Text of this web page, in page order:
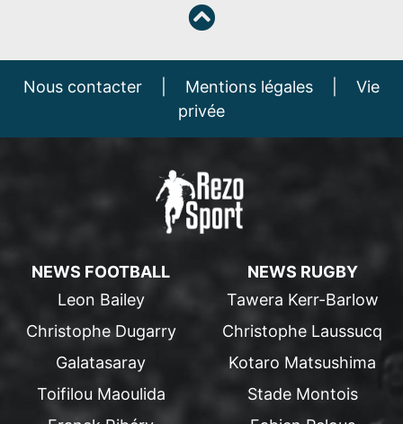
Nous contacter Mentions légales
Vie
privée
NEWS FOOTBALL
Leon Bailey
Christophe Dugarry
Galatasaray
Toifilou Maoulida
NEWS RUGBY
Tawera Kerr-Barlow
Christophe Laussucq
Kotaro Matsushima
Stade Montois